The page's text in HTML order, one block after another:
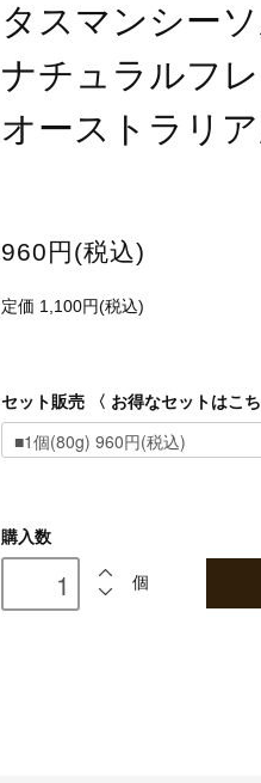
タスマンシー
ナチュラルフ
オーストラリ
960円(税込)
定価 1,100円(税込)
セット販売 〈 お得なセットはこ
購入数
個